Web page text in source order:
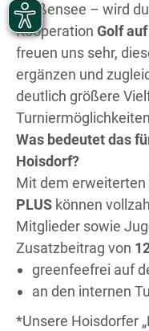
Großensee – wird
Kooperation Golf
freuen uns sehr,
ergänzen und
deutlich größere
Was bedeutet das
Hoisdorf?
Mit dem erweiterten
PLUS können
Mitglieder sowie
Zusatzbeitrag von
greenfeefrei auf
an den internen
*Unsere Hoisdorfer